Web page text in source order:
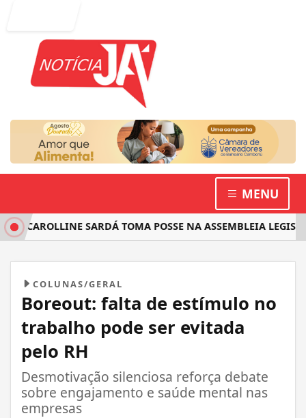
MENU
CAROLLINE SARDÁ TOMA POSSE NA ASSEMBLEIA
COLUNAS/GERAL
Boreout: falta de estímulo no
trabalho pode ser evitada
pelo RH
Desmotivação silenciosa reforça debate
sobre engajamento e saúde mental nas
empresas